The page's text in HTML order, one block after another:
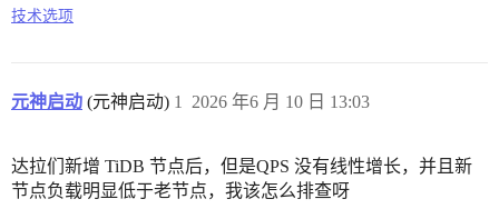
技术选项
元神启动 (元神启动) 2026 年6 月 10 日 13:03
1
达拉们新增 TiDB 节点后，但是QPS 没有线性增长，并且新
节点负载明显低于老节点，我该怎么排查呀